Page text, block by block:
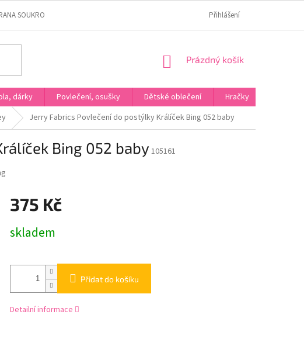
SOUKROMÍ HODNOCENÍ NA HEURÉCE
Přihlášení
NÁKUPNÍ
Prázdný košík
dárky Povlečení, osušky Dětské oblečení Hračky
Jerry Fabrics Povlečení do postýlky Králíček Bing 052 baby
Bing 052 baby 105161
375 Kč
cena:
skladem
Přidat do košíku
Detailní informace